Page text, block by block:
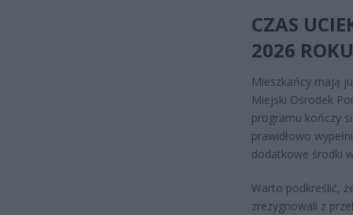
CZAS
2026 ROKU
Mieszkańcy mają
Miejski Ośrodek
programu kończy
prawidłowo
dodatkowe środki
Warto podkreślić,
zrezygnowali z